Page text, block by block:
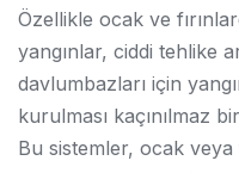
Özellikle ocak ve
yangınlar, ciddi tehlike
davlumbazları için
kurulması kaçınılmaz
Bu sistemler, ocak veya